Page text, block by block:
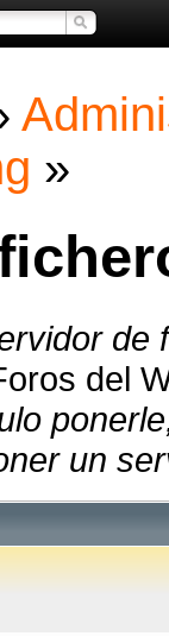
»
de
del
un